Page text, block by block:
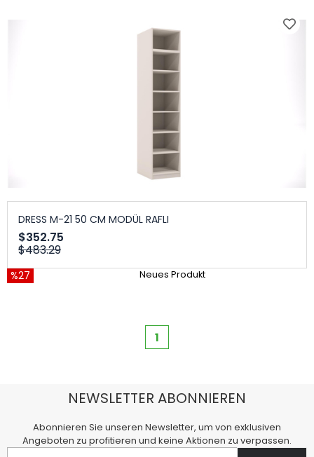
DRESS M-21 50 CM MODÜL RAFLI
$352.75
$483.29
%27 Neues Produkt
1
NEWSLETTER ABONNIEREN
Abonnieren Sie unseren Newsletter, um von exklusiven
Angeboten zu profitieren und keine Aktionen zu verpassen.